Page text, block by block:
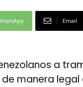
Email
a
manera legal